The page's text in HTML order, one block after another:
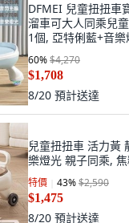
DFMEI 兒童扭扭車
溜車可大人同乘兒
1個, 亞特俐藍+音
60%$4,270
$1,708
8/20 預計送達
兒童扭扭車 活力黃
樂燈光 親子同乘,
特價 43%$2,590
$1,475
8/20 預計送達